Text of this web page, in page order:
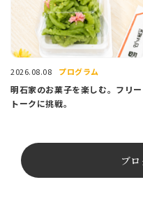
2026.08.08 プログラム
明石家のお菓子を楽しむ。フリー
トークに挑戦。
ブ